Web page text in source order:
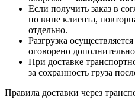
Если получить заказ в
по вине клиента,
отдельно.
Разгрузка
оговорено
При доставке
за сохранность груза
Правила доставки через